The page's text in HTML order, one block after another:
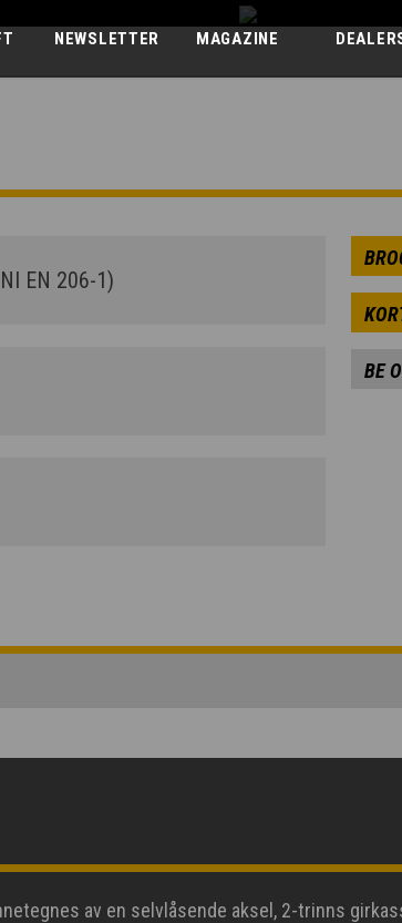
NEWSLETTER MAGAZINE
BETONGBLANDEBIL
EN 206-1)
BE
av en selvlåsende aksel, 2-trinns